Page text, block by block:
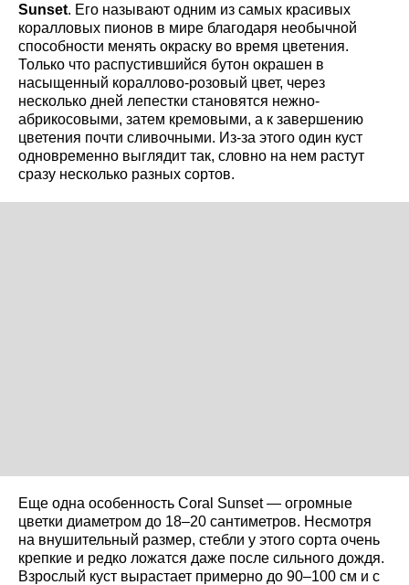
Sunset. Его называют одним из самых красивых
коралловых пионов в мире благодаря необычной
способности менять окраску во время цветения.
Только что распустившийся бутон окрашен в
насыщенный кораллово-розовый цвет, через
несколько дней лепестки становятся нежно-
абрикосовыми, затем кремовыми, а к завершению
цветения почти сливочными. Из-за этого один куст
одновременно выглядит так, словно на нем растут
сразу несколько разных сортов.
Еще одна особенность Coral Sunset — огромные
цветки диаметром до 18–20 сантиметров. Несмотря
на внушительный размер, стебли у этого сорта очень
крепкие и редко ложатся даже после сильного дождя.
Взрослый куст вырастает примерно до 90–100 см и с